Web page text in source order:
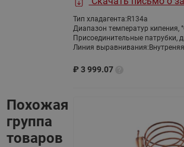
Тип хладагента: R134а
Диапазон температур кипения,
Присоединительные патрубки,
Линия выравнивания: Внутреняя
₽ 3 999.07
Похожая
группа
товаров